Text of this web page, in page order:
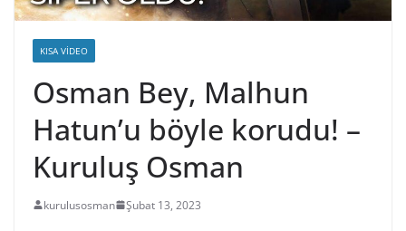
KISA VIDEO
Osman Bey, Malhun
Hatun’u böyle korudu! –
Kuruluş Osman
kurulusosman Şubat 13, 2023